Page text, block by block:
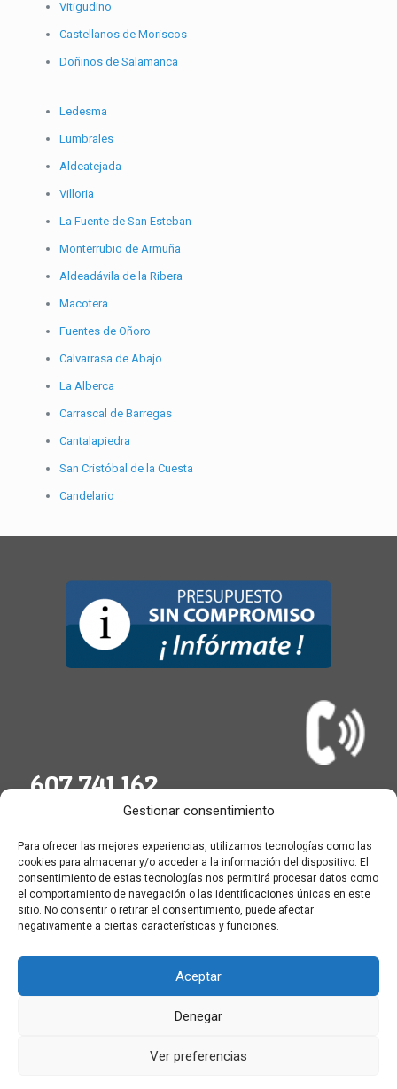
Gestionar consentimiento
Para ofrecer las mejores experiencias, utilizamos tecnologías como las
cookies para almacenar y/o acceder a la información del dispositivo. El
consentimiento de estas tecnologías nos permitirá procesar datos como
el comportamiento de navegación o las identificaciones únicas en este
sitio. No consentir o retirar el consentimiento, puede afectar
negativamente a ciertas características y funciones.
Aceptar
Denegar
Ver preferencias
Vitigudino
Castellanos de Moriscos
Doñinos de Salamanca
Ledesma
Lumbrales
Aldeatejada
Villoria
La Fuente de San Esteban
Monterrubio de Armuña
Aldeadávila de la Ribera
Macotera
Fuentes de Oñoro
Calvarrasa de Abajo
La Alberca
Carrascal de Barregas
Cantalapiedra
San Cristóbal de la Cuesta
Candelario
607 741 162
Ⓒ Cerrajero Salamanca